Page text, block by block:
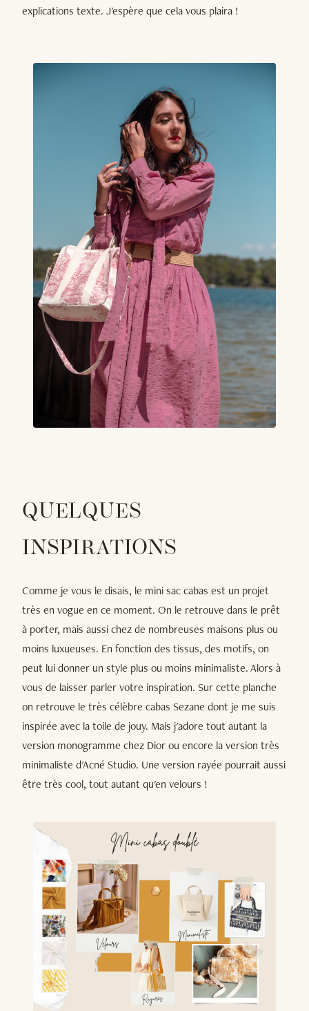
explications texte. J'espère que cela vous plaira !
QUELQUES
INSPIRATIONS
Comme je vous le disais, le mini sac cabas est un projet
très en vogue en ce moment. On le retrouve dans le prêt
à porter, mais aussi chez de nombreuses maisons plus ou
moins luxueuses. En fonction des tissus, des motifs, on
peut lui donner un style plus ou moins minimaliste. Alors à
vous de laisser parler votre inspiration. Sur cette planche
on retrouve le très célèbre cabas Sezane dont je me suis
inspirée avec la toile de jouy. Mais j'adore tout autant la
version monogramme chez Dior ou encore la version très
minimaliste d'Acné Studio. Une version rayée pourrait aussi
être très cool, tout autant qu'en velours !